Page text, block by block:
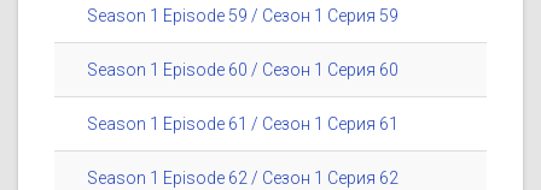
Season 1 Episode 59 / Сезон 1 Серия 59
Season 1 Episode 60 / Сезон 1 Серия 60
Season 1 Episode 61 / Сезон 1 Серия 61
Season 1 Episode 62 / Сезон 1 Серия 62